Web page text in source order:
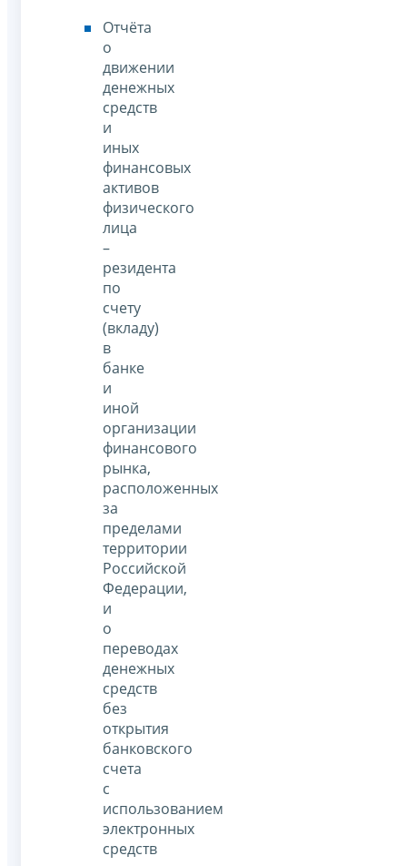
Отчёта
о
движении
денежных
средств
и
иных
финансовых
активов
физического
лица
–
резидента
по
счету
(вкладу)
в
банке
и
иной
организации
финансового
рынка,
расположенных
за
пределами
территории
Российской
Федерации,
и
о
переводах
денежных
средств
без
открытия
банковского
счета
с
использованием
электронных
средств